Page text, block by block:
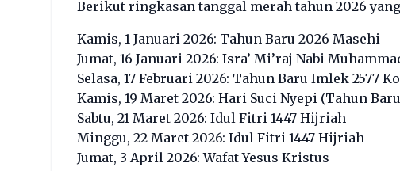
Berikut ringkasan tanggal merah tahun 2026
Kamis, 1 Januari 2026: Tahun Baru 2026 Masehi
Jumat, 16 Januari 2026: Isra’ Mi’raj Nabi
Selasa, 17 Februari 2026: Tahun Baru Imlek 2577
Kamis, 19 Maret 2026: Hari Suci Nyepi (Tahun Baru
Sabtu, 21 Maret 2026: Idul Fitri 1447 Hijriah
Minggu, 22 Maret 2026: Idul Fitri 1447 Hijriah
Jumat, 3 April 2026: Wafat Yesus Kristus